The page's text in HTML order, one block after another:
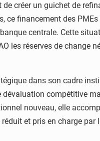
créer un guichet de
ce financement des
centrale. Cette
les réserves de change
dans son cadre
dévaluation compétitive
nouveau, elle
et pris en charge